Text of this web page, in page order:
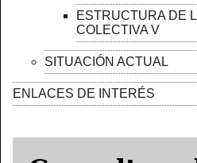
ESTRUCTURA DE
COLECTIVA V
SITUACIÓN ACTUAL
ENLACES DE INTERÉS